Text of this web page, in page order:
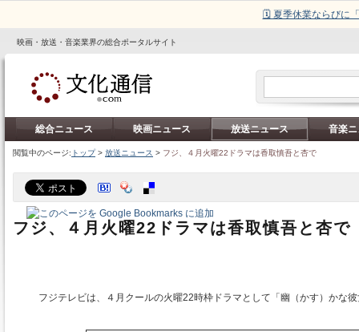
🗓️ 夏季休業ならびに
映画・放送・音楽業界の総合ポータルサイト
総合ニュース 映画ニュース 放送ニュース 音楽
閲覧中のページ: トップ> 放送ニュース > フジ、４月火曜22ドラマは香取慎吾と杏で
フジ、４月火曜22ドラマは香取慎吾と杏で
フジテレビは、４月クールの火曜22時枠ドラマとして「幽（かす）かな